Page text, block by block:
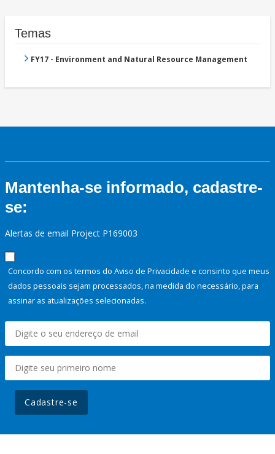
Temas
FY17 - Environment and Natural Resource Management
Mantenha-se informado, cadastre-
se:
Alertas de email Project P169003
Concordo com os termos do Aviso de Privacidade e consinto que meus
dados pessoais sejam processados, na medida do necessário, para
assinar as atualizações selecionadas.
Cadastre-se